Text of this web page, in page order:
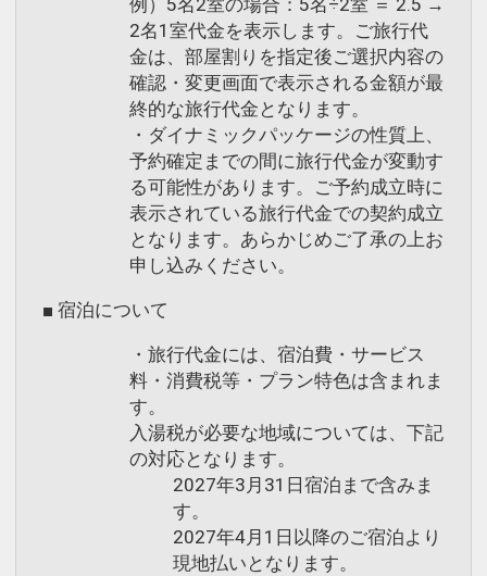
2名1室代金を表示します。ご旅行代
金は、部屋割りを指定後ご選択内容の
確認・変更画面で表示される金額が最
終的な旅行代金となります。
・ダイナミックパッケージの性質上、
予約確定までの間に旅行代金が変動す
る可能性があります。ご予約成立時に
表示されている旅行代金での契約成立
となります。あらかじめご了承の上お
申し込みください。
■ 宿泊について
・旅行代金には、宿泊費・サービス
料・消費税等・プラン特色は含まれま
す。
入湯税が必要な地域については、下記
の対応となります。
2027年3月31日宿泊まで含みま
す。
2027年4月1日以降のご宿泊より
現地払いとなります。